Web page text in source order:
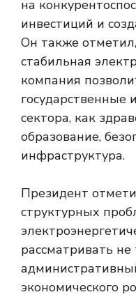
Он также
стабильная
компания
государственные
сектора, как
образование,
инфраструктура.
Президент
структурных
рассматривать не
экономического